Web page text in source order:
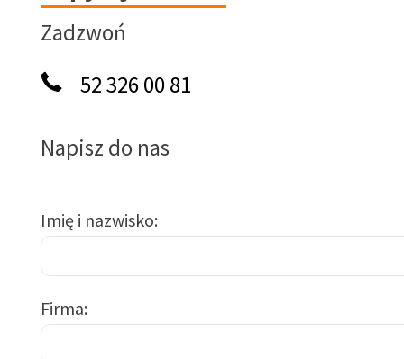
Zadzwoń
52 326 00 81
Napisz do nas
Imię i nazwisko
Firma